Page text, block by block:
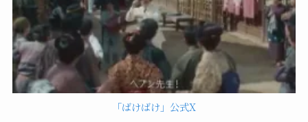
「ばけばけ」公式X